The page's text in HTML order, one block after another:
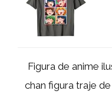
Figura de anime
chan figura traje